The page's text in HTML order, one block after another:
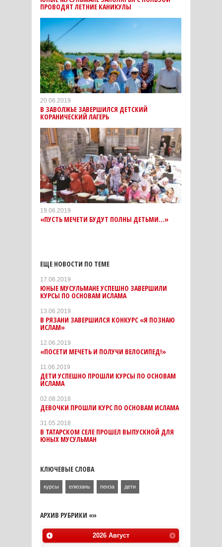
ПРОВОДЯТ ЛЕТНИЕ КАНИКУЛЫ
20.06.2019
В ЗАВОЛЖЬЕ ЗАВЕРШИЛСЯ ДЕТСКИЙ
КОРАНИЧЕСКИЙ ЛАГЕРЬ
19.06.2019
«ПУСТЬ МЕЧЕТИ БУДУТ ПОЛНЫ ДЕТЬМИ...»
ЕЩЕ НОВОСТИ ПО ТЕМЕ
17.06.2019
ЮНЫЕ МУСУЛЬМАНЕ УСПЕШНО ЗАВЕРШИЛИ
КУРСЫ ПО ОСНОВАМ ИСЛАМА
13.06.2019
В РЯЗАНИ ЗАВЕРШИЛСЯ КОНКУРС «Я ПОЗНАЮ
ИСЛАМ»
12.06.2019
«ПОСЕТИ МЕЧЕТЬ И ПОЛУЧИ ВЕЛОСИПЕД!»
11.06.2019
ДЕТИ УСПЕШНО ПРОШЛИ КУРСЫ ПО ОСНОВАМ
ИСЛАМА
02.08.2018
ДЕВОЧКИ ПРОШЛИ КУРС ПО ОСНОВАМ ИСЛАМА
31.05.2018
В ТАТАРСКОМ СЕЛЕ ПРОШЕЛ ВЫПУСКНОЙ ДЛЯ
ЮНЫХ МУСУЛЬМАН
КЛЮЧЕВЫЕ СЛОВА
курсы елюзань пенза дети
АРХИВ РУБРИКИ «»
2026 Август